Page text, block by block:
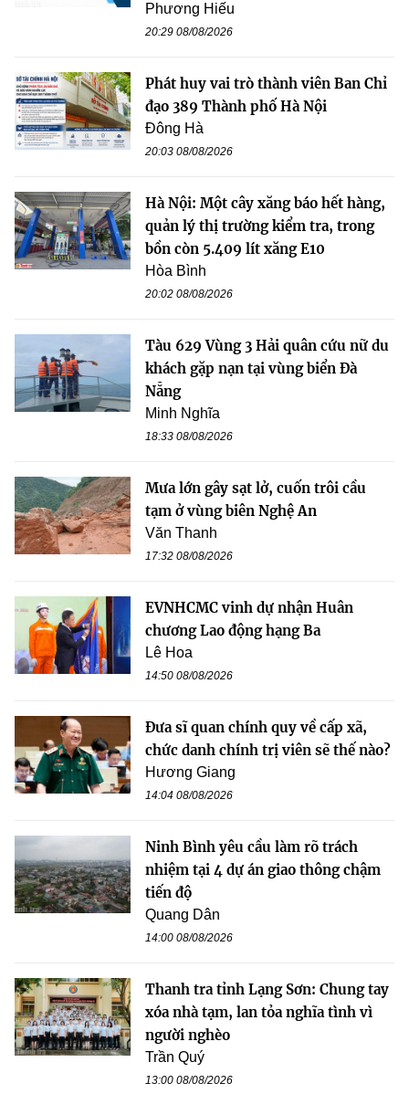
Phương Hiếu
20:29 08/08/2026
Phát huy vai trò thành viên Ban Chỉ
đạo 389 Thành phố Hà Nội
Đông Hà
20:03 08/08/2026
Hà Nội: Một cây xăng báo hết hàng,
quản lý thị trường kiểm tra, trong
bồn còn 5.409 lít xăng E10
Hòa Bình
20:02 08/08/2026
Tàu 629 Vùng 3 Hải quân cứu nữ du
khách gặp nạn tại vùng biển Đà
Nẵng
Minh Nghĩa
18:33 08/08/2026
Mưa lớn gây sạt lở, cuốn trôi cầu
tạm ở vùng biên Nghệ An
Văn Thanh
17:32 08/08/2026
EVNHCMC vinh dự nhận Huân
chương Lao động hạng Ba
Lê Hoa
14:50 08/08/2026
Đưa sĩ quan chính quy về cấp xã,
chức danh chính trị viên sẽ thế nào?
Hương Giang
14:04 08/08/2026
Ninh Bình yêu cầu làm rõ trách
nhiệm tại 4 dự án giao thông chậm
tiến độ
Quang Dân
14:00 08/08/2026
Thanh tra tỉnh Lạng Sơn: Chung tay
xóa nhà tạm, lan tỏa nghĩa tình vì
người nghèo
Trần Quý
13:00 08/08/2026